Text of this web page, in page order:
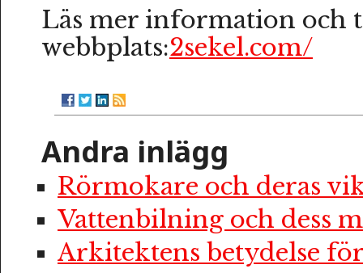
Läs mer information och
webbplats:2sekel.com/
Andra inlägg
Rörmokare och deras
Vattenbilning och dess
Arkitektens betydelse